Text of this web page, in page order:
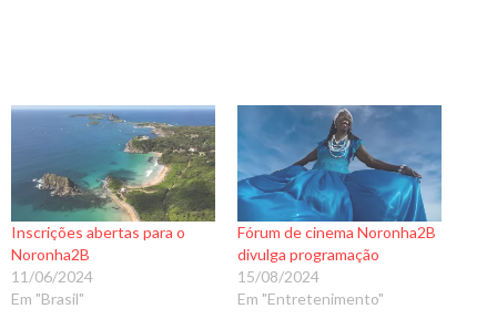
Inscrições abertas para o
Noronha2B
11/06/2024
Em "Brasil"
Fórum de cinema Noronha2B
divulga programação
15/08/2024
Em "Entretenimento"